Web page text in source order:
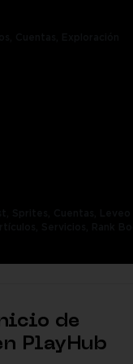
de
PlayHub